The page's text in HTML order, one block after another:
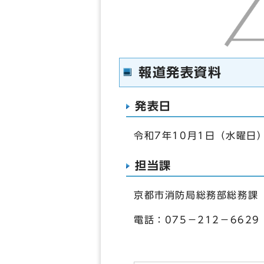
報道発表資料
発表日
令和7年10月1日（水曜日
担当課
京都市消防局総務部総務課
電話：075－212－6629